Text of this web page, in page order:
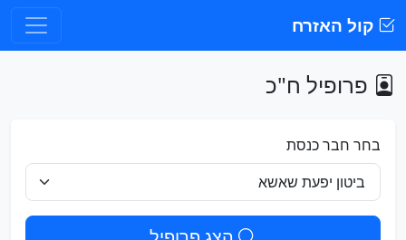
קול האזרח
פרופיל ח"כ
בחר חבר כנסת